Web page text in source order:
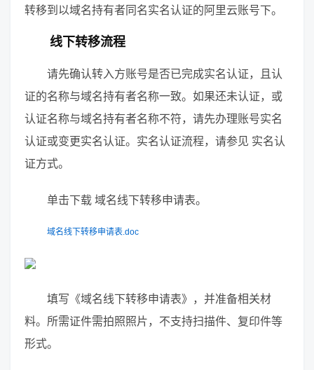
转移到以域名持有者同名实名认证的阿里云账号下。
线下转移流程
请先确认转入方账号是否已完成实名认证，且认
证的名称与域名持有者名称一致。如果还未认证，或
认证名称与域名持有者名称不符，请先办理账号实名
认证或变更实名认证。实名认证流程，请参见 实名认
证方式。
单击下载 域名线下转移申请表。
域名线下转移申请表.doc
填写《域名线下转移申请表》，并准备相关材
料。所需证件需拍照照片，不支持扫描件、复印件等
形式。